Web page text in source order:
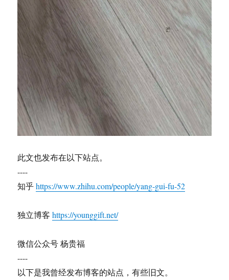
此文也发布在以下站点。
----
知乎https://www.zhihu.com/people/yang-gui-fu-52
独立博客https://younggift.net/
微信公众号 杨贵福
----
以下是我曾经发布博客的站点，有些旧文。